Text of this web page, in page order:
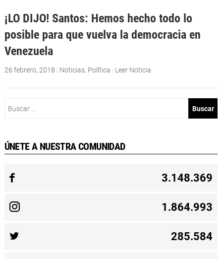
¡LO DIJO! Santos: Hemos hecho todo lo
posible para que vuelva la democracia en
Venezuela
26 febrero, 2018 | Noticias, Política | Leer Noticia
ÚNETE A NUESTRA COMUNIDAD
3.148.369
1.864.993
285.584